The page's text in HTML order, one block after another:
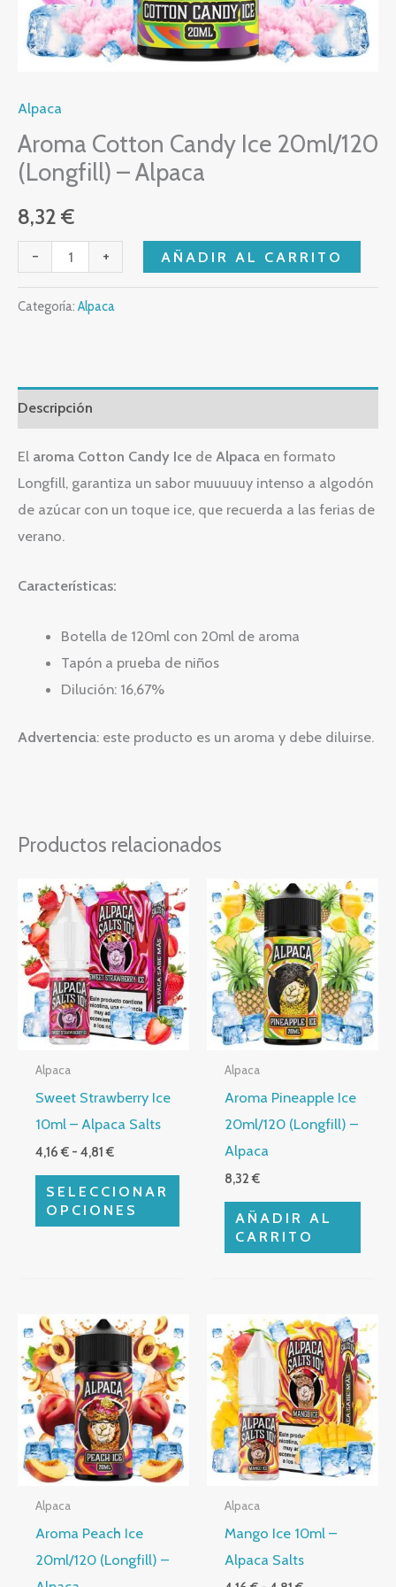
Alpaca
Aroma Cotton Candy Ice 20ml/120
(Longfill) – Alpaca
8,32 €
- + AÑADIR AL CARRITO
Categoría: Alpaca
Descripción
El aroma Cotton Candy Ice de Alpaca en formato
Longfill, garantiza un sabor muuuuuy intenso a algodón
de azúcar con un toque ice, que recuerda a las ferias de
verano.
Características:
Botella de 120ml con 20ml de aroma
Tapón a prueba de niños
Dilución: 16,67%
Advertencia: este producto es un aroma y debe diluirse.
Productos relacionados
Alpaca
Sweet Strawberry Ice
10ml – Alpaca Salts
4,16€ - 4,81€
Rango
de
precios:
desde
4,16 €
hasta
4,81 €
SELECCIONAR
OPCIONES
Este
producto
tiene
múltiples
variantes.
Las
opciones
se
pueden
elegir
en
página
Alpaca
Aroma Pineapple Ice
20ml/120 (Longfill) –
Alpaca
8,32€
AÑADIR AL
CARRITO
Alpaca
Aroma Peach Ice
20ml/120 (Longfill) –
Alpaca
Mango Ice 10ml –
Alpaca Salts
Rango
de
precios:
desde
4,16 €
hasta
4,81 €
Este
producto
tiene
múltiples
variantes.
Las
opciones
se
pueden
elegir